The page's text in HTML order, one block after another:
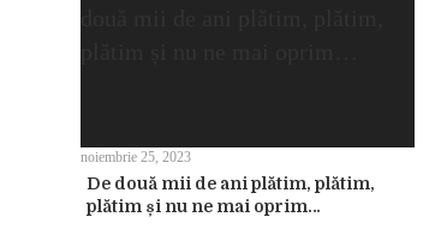
De două mii de ani plătim, plătim,
plătim și nu ne mai oprim…
noiembrie 25, 2023